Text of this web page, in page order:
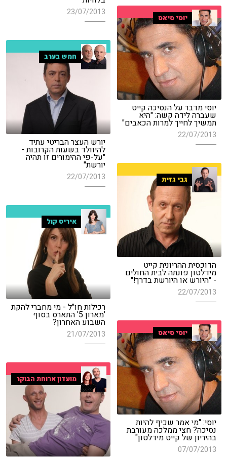
23/07/2013
יוסי סיאס
יוסי מדבר על הנסיכה קייט
שעברה לידה קשה: "היא
תמשיך לחייך למרות הכאבים"
22/07/2013
חמש בערב
יורש העצר הבריטי עתיד
להיוולד בשעות הקרובות -
"על-פי ההימורים זו תהיה
יורשת"
22/07/2013 גבי גזית
הדוכסית ההריונית קייט
מידלטון פונתה לבית החולים
- "היורש או היורשת בדרך!"
22/07/2013
איריס קול
רכילות חו"ל - מי מחברי להקת
'מארון 5' התארס בסוף
השבוע האחרון?
21/07/2013 יוסי סיאס
יוסי: "מי אמר שכיף להיות
נסיכה? חצי ממלכה מעורבת
בהיריון של קייט מידלטון"
07/07/2013
מועדון ארוחת הבוקר